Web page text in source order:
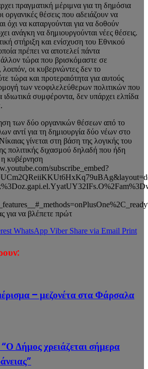
πραγματική μέριμνα για τη δημόσια
οργανικές θέσεις που αδειάζουν να
όχι να καταργούνται για να δοθούν
ανάγκη να δημιουργούνται νέες θέσεις.
στήριξη και ενίσχυση του Εθνικού
πρέπει να αποτελεί πάντα
τώρα που βρισκόμαστε σε
οι κυβερνώντες δεν το
τώρα και προτεραιότητα για αυτούς
των νεοφιλελεύθερων πολιτικών που
συμφέροντα, δεν υπάρχει ελπίδα
των δύο οργανικών θέσεων από το
αντί για τη δημιουργία δύο νέων στο
γίνεται στη βάση της λογικής του
πολιτικής διχασμού δηλαδή που ήδη
κυβέρνηση
subscribe_embed?
για να βλέπετε πρώτ
WhatsApp Viber Share via Email Print
– μεζονέτα στα Φάρσαλα
“Ο Δήμος χρειάζεται σήμερα